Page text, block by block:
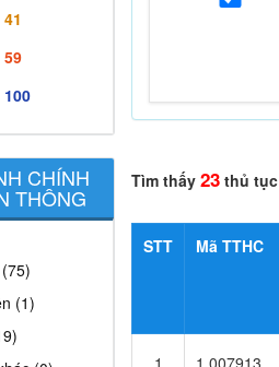
41
59
100
CHÍNH
THÔNG
(1)
Tìm thấy 23 thủ tục
STT Mã TTHC
1 1.007913